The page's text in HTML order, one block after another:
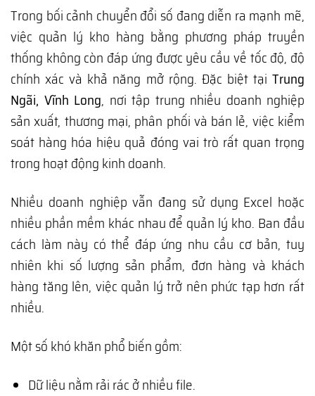
Trong bối cảnh chuyển đổi số đang diễn ra mạnh mẽ,
việc quản lý kho hàng bằng phương pháp truyền
thống không còn đáp ứng được yêu cầu về tốc độ, độ
chính xác và khả năng mở rộng. Đặc biệt tại Trung
Ngãi, Vĩnh Long, nơi tập trung nhiều doanh nghiệp
sản xuất, thương mại, phân phối và bán lẻ, việc kiểm
soát hàng hóa hiệu quả đóng vai trò rất quan trọng
trong hoạt động kinh doanh.
Nhiều doanh nghiệp vẫn đang sử dụng Excel hoặc
nhiều phần mềm khác nhau để quản lý kho. Ban đầu
cách làm này có thể đáp ứng nhu cầu cơ bản, tuy
nhiên khi số lượng sản phẩm, đơn hàng và khách
hàng tăng lên, việc quản lý trở nên phức tạp hơn rất
nhiều.
Một số khó khăn phổ biến gồm:
Dữ liệu nằm rải rác ở nhiều file.